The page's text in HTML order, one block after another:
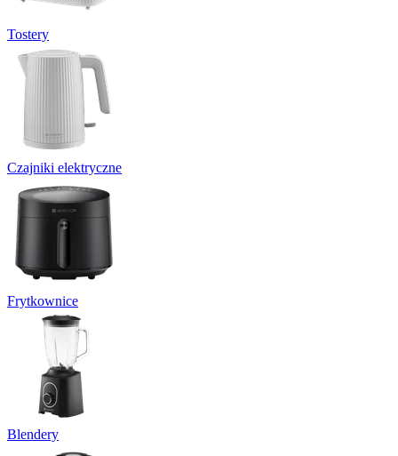
Tostery
Czajniki elektryczne
Frytkownice
Blendery